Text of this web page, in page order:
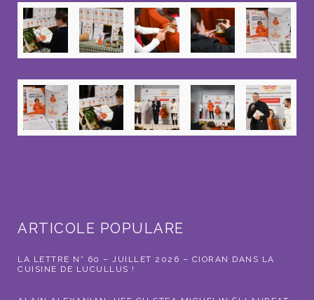
ARTICOLE POPULARE
LA LETTRE N° 60 – JUILLET 2026 – CIORAN DANS LA
CUISINE DE LUCULLUS !